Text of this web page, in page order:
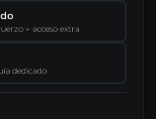
+ acceso extra
dedicado